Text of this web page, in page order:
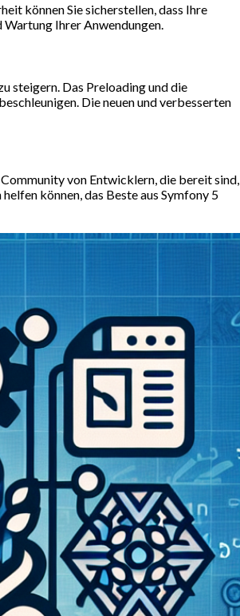
können Sie sicherstellen, dass Ihre
Ihrer Anwendungen.
steigern. Das Preloading und die
Die neuen und verbesserten
von Entwicklern, die bereit sind,
können, das Beste aus Symfony 5